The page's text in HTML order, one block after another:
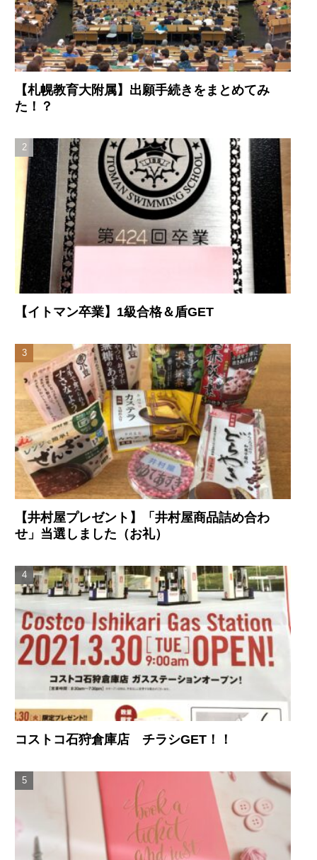
【札幌教育大附属】出願手続きをまとめてみ
た！？
【イトマン卒業】1級合格＆盾GET
【井村屋プレゼント】「井村屋商品詰め合わ
せ」当選しました（お礼）
コストコ石狩倉庫店 チラシGET！！